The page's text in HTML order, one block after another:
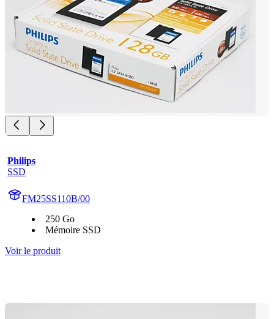
Philips
SSD
FM25SS110B/00
250 Go
Mémoire SSD
Voir le produit